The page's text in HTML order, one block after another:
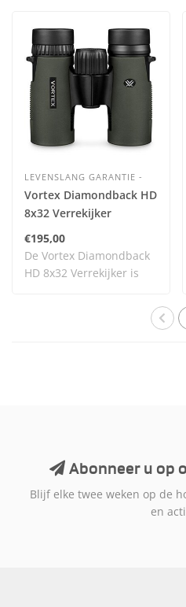
LEVENSLANG GARANTIE -
Vortex Diamondback HD
8x32 Verrekijker
€195,00
De Vortex Diamondback
HD 8x32 Verrekijker is
Abonneer u op
Blijf elke twee weken op de
en